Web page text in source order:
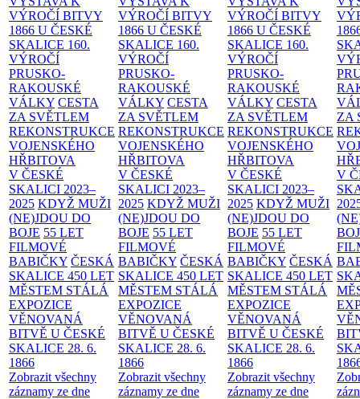
VÝROČÍ BITVY
1866 U ČESKÉ
SKALICE 160.
VÝROČÍ
PRUSKO-
RAKOUSKÉ
VÁLKY CESTA
ZA SVĚTLEM
REKONSTRUKCE
VOJENSKÉHO
HŘBITOVA
V ČESKÉ
SKALICI 2023–
2025 KDYŽ MUŽI
(NE)JDOU DO
BOJE 55 LET
FILMOVÉ
BABIČKY ČESKÁ
SKALICE 450 LET
MĚSTEM STÁLÁ
EXPOZICE
VĚNOVANÁ
BITVĚ U ČESKÉ
SKALICE 28. 6.
1866
Zobrazit všechny
záznamy ze dne
VÝROČÍ BITVY
1866 U ČESKÉ
SKALICE 160.
VÝROČÍ
PRUSKO-
RAKOUSKÉ
VÁLKY CESTA
ZA SVĚTLEM
REKONSTRUKCE
VOJENSKÉHO
HŘBITOVA
V ČESKÉ
SKALICI 2023–
2025 KDYŽ MUŽI
(NE)JDOU DO
BOJE 55 LET
FILMOVÉ
BABIČKY ČESKÁ
SKALICE 450 LET
MĚSTEM STÁLÁ
EXPOZICE
VĚNOVANÁ
BITVĚ U ČESKÉ
SKALICE 28. 6.
1866
Zobrazit všechny
záznamy ze dne
VÝROČÍ BITVY
1866 U ČESKÉ
SKALICE 160.
VÝROČÍ
PRUSKO-
RAKOUSKÉ
VÁLKY CESTA
ZA SVĚTLEM
REKONSTRUKCE
VOJENSKÉHO
HŘBITOVA
V ČESKÉ
SKALICI 2023–
2025 KDYŽ MUŽI
(NE)JDOU DO
BOJE 55 LET
FILMOVÉ
BABIČKY ČESKÁ
SKALICE 450 LET
MĚSTEM STÁLÁ
EXPOZICE
VĚNOVANÁ
BITVĚ U ČESKÉ
SKALICE 28. 6.
1866
Zobrazit všechny
záznamy ze dne
ZA
V